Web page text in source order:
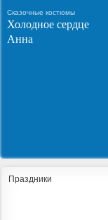
Сказочные костюмы
Холодное сердце
Анна
Праздники